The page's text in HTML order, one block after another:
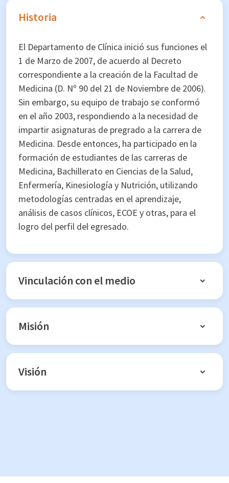
Historia
El Departamento de Clínica inició sus funciones el
1 de Marzo de 2007, de acuerdo al Decreto
correspondiente a la creación de la Facultad de
Medicina (D. Nº 90 del 21 de Noviembre de 2006).
Sin embargo, su equipo de trabajo se conformó
en el año 2003, respondiendo a la necesidad de
impartir asignaturas de pregrado a la carrera de
Medicina. Desde entonces, ha participado en la
formación de estudiantes de las carreras de
Medicina, Bachillerato en Ciencias de la Salud,
Enfermería, Kinesiología y Nutrición, utilizando
metodologías centradas en el aprendizaje,
análisis de casos clínicos, ECOE y otras, para el
logro del perfil del egresado.
Vinculación con el medio
Misión
Visión